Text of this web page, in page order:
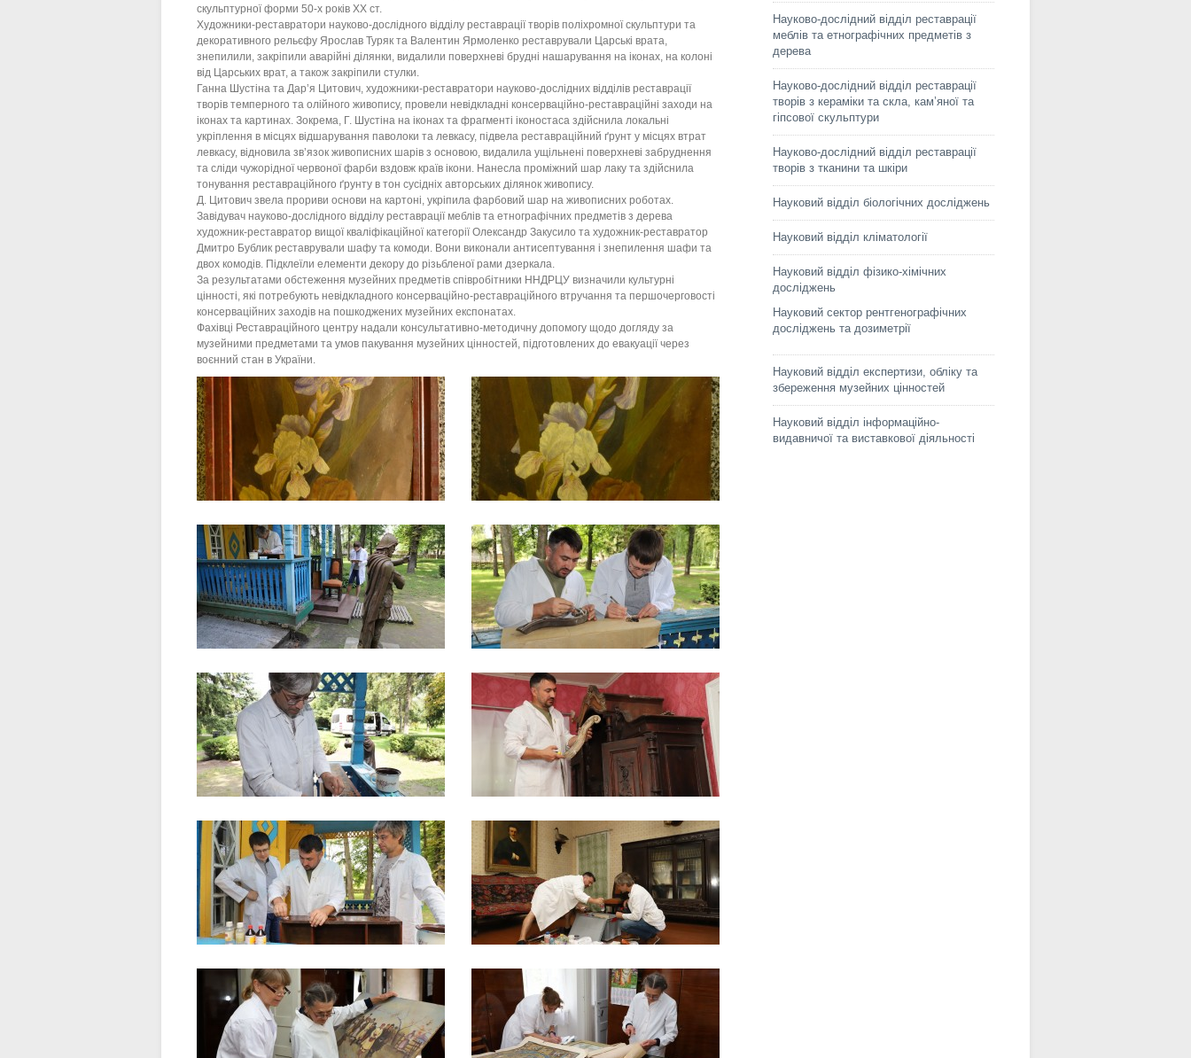
скульптурної форми 50-х років ХХ ст.
Художники-реставратори науково-дослідного відділу реставрації творів поліхромної скульптури та
декоративного рельєфу Ярослав Туряк та Валентин Ярмоленко реставрували Царські врата,
знепилили, закріпили аварійні ділянки, видалили поверхневі брудні нашарування на іконах, на колоні
від Царських врат, а також закріпили стулки.
Ганна Шустіна та Дар’я Цитович, художники-реставратори науково-дослідних відділів реставрації
творів темперного та олійного живопису, провели невідкладні консерваційно-реставраційні заходи на
іконах та картинах. Зокрема, Г. Шустіна на іконах та фрагменті іконостаса здійснила локальні
укріплення в місцях відшарування паволоки та левкасу, підвела реставраційний ґрунт у місцях втрат
левкасу, відновила зв’язок живописних шарів з основою, видалила ущільнені поверхневі забруднення
та сліди чужорідної червоної фарби вздовж країв ікони. Нанесла проміжний шар лаку та здійснила
тонування реставраційного ґрунту в тон сусідніх авторських ділянок живопису.
Д. Цитович звела прориви основи на картоні, укріпила фарбовий шар на живописних роботах.
Завідувач науково-дослідного відділу реставрації меблів та етнографічних предметів з дерева
художник-реставратор вищої кваліфікаційної категорії Олександр Закусило та художник-реставратор
Дмитро Бублик реставрували шафу та комоди. Вони виконали антисептування і знепилення шафи та
двох комодів. Підклеїли елементи декору до різьбленої рами дзеркала.
За результатами обстеження музейних предметів співробітники ННДРЦУ визначили культурні
цінності, які потребують невідкладного консерваційно-реставраційного втручання та першочерговості
консерваційних заходів на пошкоджених музейних експонатах.
Фахівці Реставраційного центру надали консультативно-методичну допомогу щодо догляду за
музейними предметами та умов пакування музейних цінностей, підготовлених до евакуації через
воєнний стан в України.
Науково-дослідний відділ реставрації
меблів та етнографічних предметів з
дерева
Науково-дослідний відділ реставрації
творів з кераміки та скла, кам’яної та
гіпсової скульптури
Науково-дослідний відділ реставрації
творів з тканини та шкіри
Науковий відділ біологічних досліджень
Науковий відділ кліматології
Науковий відділ фізико-хімічних
досліджень
Науковий сектор рентгенографічних
досліджень та дозиметрії
Науковий відділ експертизи, обліку та
збереження музейних цінностей
Науковий відділ інформаційно-
видавничої та виставкової діяльності